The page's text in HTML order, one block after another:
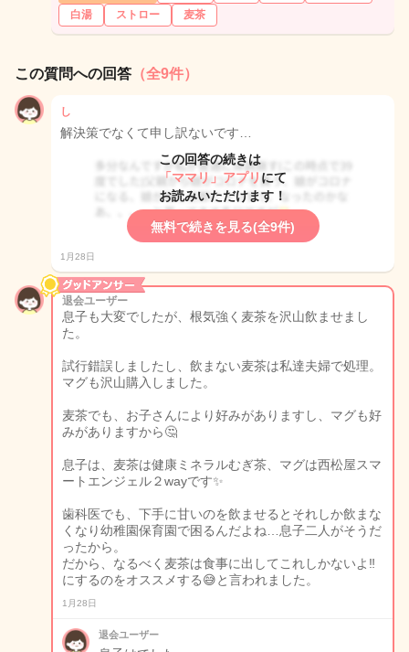
白湯
ストロー 麦茶
この質問への回答 （全9件）
し
解決策でなくて申し訳ないです…
この回答の続きは
「ママリ」アプリ にて
お読みいただけます！
無料で続きを見る(全9件)
1月28日
退会ユーザー
息子も大変でしたが、根気強く麦茶を沢山飲ませまし
た。
試行錯誤しましたし、飲まない麦茶は私達夫婦で処理。
マグも沢山購入しました。
麦茶でも、お子さんにより好みがありますし、マグも好
みがありますから🤔
息子は、麦茶は健康ミネラルむぎ茶、マグは西松屋スマ
ートエンジェル２wayです✨
歯科医でも、下手に甘いのを飲ませるとそれしか飲まな
くなり幼稚園保育園で困るんだよね…息子二人がそうだ
ったから。
だから、なるべく麦茶は食事に出してこれしかないよ‼️
にするのをオススメする😅と言われました。
1月28日
退会ユーザー